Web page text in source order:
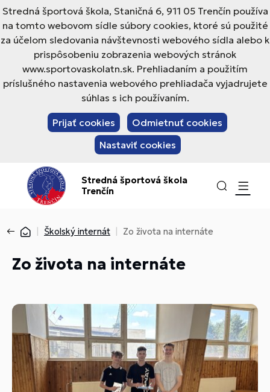
Stredná športová škola, Staničná 6, 911 05 Trenčín používa
na tomto webovom sídle súbory cookies, ktoré sú použité
za účelom sledovania návštevnosti webového sídla alebo k
prispôsobeniu zobrazenia webových stránok
www.sportovaskolatn.sk. Prehliadaním a použitím
príslušného nastavenia webového prehliadača vyjadrujete
súhlas s ich používaním.
Prijať cookies
Odmietnuť cookies
Nastaviť cookies
Stredná športová škola
Trenčín
Školský internát Zo života na internáte
Zo života na internáte